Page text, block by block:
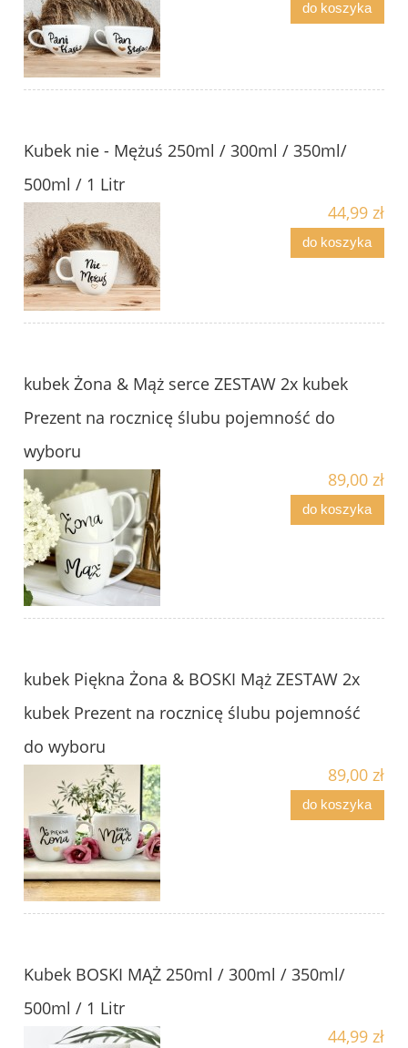
do koszyka
Kubek nie - Mężuś 250ml / 300ml / 350ml/
500ml / 1 Litr
44,99 zł
do koszyka
kubek Żona & Mąż serce ZESTAW 2x kubek
Prezent na rocznicę ślubu pojemność do
wyboru
89,00 zł
do koszyka
kubek Piękna Żona & BOSKI Mąż ZESTAW 2x
kubek Prezent na rocznicę ślubu pojemność
do wyboru
89,00 zł
do koszyka
Kubek BOSKI MĄŻ 250ml / 300ml / 350ml/
500ml / 1 Litr
44,99 zł